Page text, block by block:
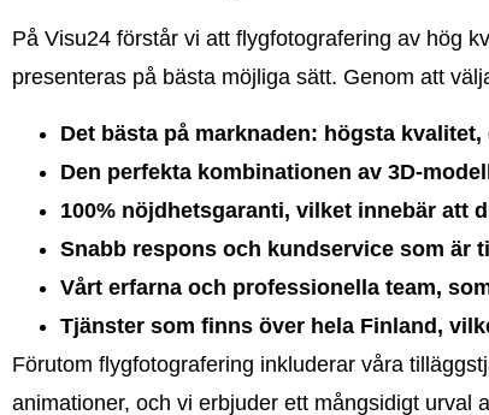
På Visu24 förstår vi att flygfotografering av hög
presenteras på bästa möjliga sätt. Genom att
Det bästa på marknaden: högsta
Den perfekta kombinationen av 3D-
100% nöjdhetsgaranti, vilket innebär att
Snabb respons och kundservice som är
Vårt erfarna och professionella team,
Tjänster som finns över hela Finland,
Förutom flygfotografering inkluderar våra
animationer, och vi erbjuder ett mångsidigt urval